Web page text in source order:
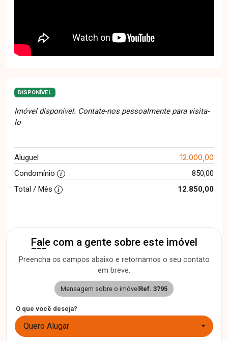
DISPONÍVEL
Imóvel disponível. Contate-nos pessoalmente para visita-
lo
Aluguel 12.000,00
Condomínio
850,00
Total / Mês
12.850,00
Fale com a gente sobre este imóvel
Preencha os campos abaixo e retornamos o seu contato
em breve.
Mensagem sobre o imóvelRef. 3795
O que você deseja?
Quero Alugar